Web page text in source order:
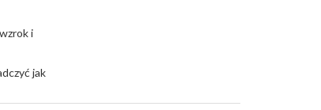
i
jak